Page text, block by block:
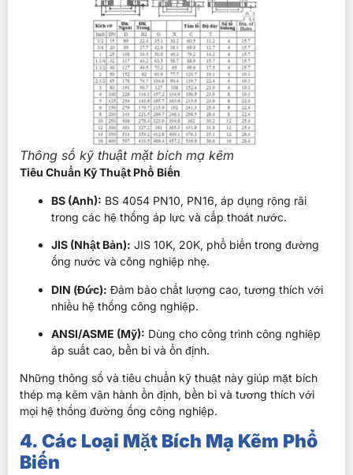
Thông số kỹ thuật mặt bích mạ kẽm
Tiêu Chuẩn Kỹ Thuật Phổ Biến
BS (Anh): BS 4054 PN10, PN16, áp dụng rộng rãi
trong các hệ thống áp lực và cấp thoát nước.
JIS (Nhật Bản): JIS 10K, 20K, phổ biến trong đường
ống nước và công nghiệp nhẹ.
DIN (Đức): Đảm bảo chất lượng cao, tương thích với
nhiều hệ thống công nghiệp.
ANSI/ASME (Mỹ): Dùng cho công trình công nghiệp
áp suất cao, bền bỉ và ổn định.
Những thông số và tiêu chuẩn kỹ thuật này giúp mặt bích
thép mạ kẽm vận hành ổn định, bền bỉ và tương thích với
mọi hệ thống đường ống công nghiệp.
4. Các Loại Mặt Bích Mạ Kẽm Phổ
Biến